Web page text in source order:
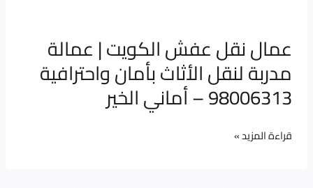
عمال نقل عفش الكويت | عمالة
مدربة لنقل الأثاث بأمان واحترافية
98006313 – أماني الخير
بأمان
واحترافية
98006313
–
أماني
الخير
قراءة المزيد »